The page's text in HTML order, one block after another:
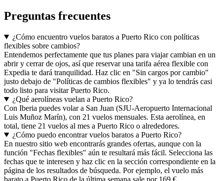
Preguntas frecuentes
¿Cómo encuentro vuelos baratos a Puerto Rico con políticas
flexibles sobre cambios?
Entendemos perfectamente que tus planes para viajar cambian en un
abrir y cerrar de ojos, así que reservar una tarifa aérea flexible con
Expedia te dará tranquilidad. Haz clic en "Sin cargos por cambio"
justo debajo de "Políticas de cambios flexibles" y ya lo tendrás casi
todo listo para visitar Puerto Rico.
¿Qué aerolíneas vuelan a Puerto Rico?
Con Iberia puedes volar a San Juan (SJU-Aeropuerto Internacional
Luis Muñoz Marín), con 21 vuelos mensuales. Esta aerolínea, en
total, tiene 21 vuelos al mes a Puerto Rico o alrededores.
¿Cómo puedo encontrar vuelos baratos a Puerto Rico?
En nuestro sitio web encontrarás grandes ofertas, aunque con la
función "Fechas flexibles" aún te resultará más fácil. Selecciona las
fechas que te interesen y haz clic en la sección correspondiente en la
página de los resultados de búsqueda. Por ejemplo, el vuelo más
barato a Puerto Rico de la última semana sale por 169 €.